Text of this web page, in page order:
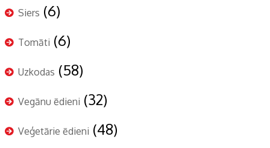
Siers (6)
Tomāti (6)
Uzkodas (58)
Vegānu ēdieni (32)
Veģetārie ēdieni (48)